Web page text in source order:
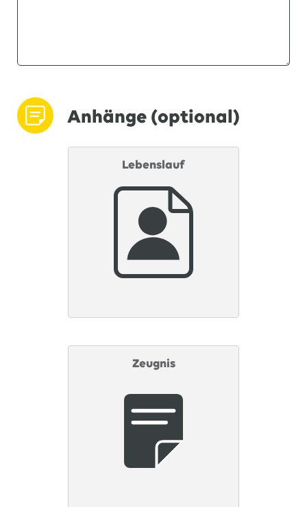
Anhänge (optional)
Lebenslauf
Zeugnis